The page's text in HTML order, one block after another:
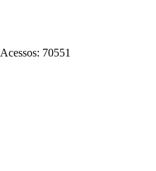
Acessos: 70551